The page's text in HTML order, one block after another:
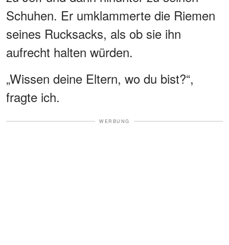
Schuhen. Er umklammerte die Riemen
seines Rucksacks, als ob sie ihn
aufrecht halten würden.
„Wissen deine Eltern, wo du bist?“,
fragte ich.
WERBUNG